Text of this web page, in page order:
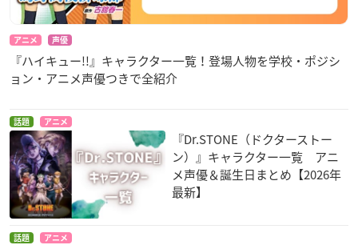
アニメ 声優
『ハイキュー!!』キャラクター一覧！登場人物を学校・ポジシ
ョン・アニメ声優つきで全紹介
話題 アニメ
『Dr.STONE（ドクターストー
ン）』キャラクター一覧 アニ
メ声優＆誕生日まとめ【2026年
最新】
話題 アニメ